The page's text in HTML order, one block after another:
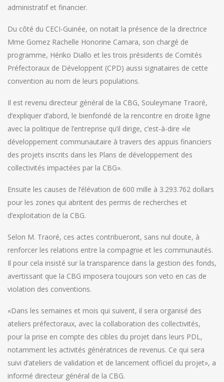
administratif et financier.
Du côté du CECI-Guinée, on notait la présence de la directrice
Mme Gomez Rachelle Honorine Camara, son chargé de
programme, Hériko Diallo et les trois présidents de Comités
Préfectoraux de Développent (CPD) aussi signataires de cette
convention au nom de leurs populations.
Il est revenu directeur général de la CBG, Souleymane Traoré,
d’expliquer d’abord, le bienfondé de la rencontre en droite ligne
avec la politique de l’entreprise qu’il dirige, c’est-à-dire «le
développement communautaire à travers des appuis financiers
des projets inscrits dans les Plans de développement des
collectivités impactées par la CBG».
Ensuite les causes de l’élévation de 600 mille à 3.293.762 dollars
pour les zones qui abritent des permis de recherches et
d’exploitation de la CBG.
Selon M. Traoré, ces actes contribueront, sans nul doute, à
renforcer les relations entre la compagnie et les communautés.
Il pour cela insisté sur la transparence dans la gestion des fonds,
avertissant que la CBG imposera toujours son veto en cas de
violation des conventions.
«Dans les semaines et mois qui suivent, il sera organisé des
ateliers préfectoraux, avec la collaboration des collectivités,
pour la prise en compte des cibles du projet dans leurs PDL,
notamment les activités génératrices de revenus. Ce qui sera
suivi d’ateliers de validation et de lancement officiel du projet», a
informé directeur général de la CBG.